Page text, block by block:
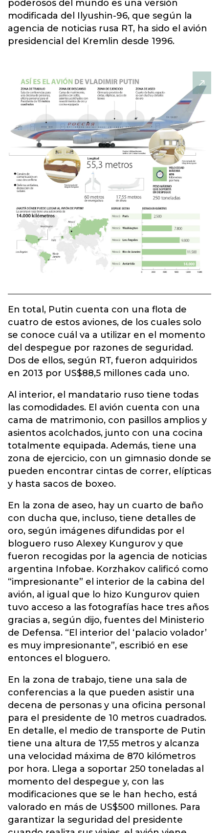
poderosos del mundo es una versión
modificada del Ilyushin-96, que según la
agencia de noticias rusa RT, ha sido el avión
presidencial del Kremlin desde 1996.
En total, Putin cuenta con una flota de
cuatro de estos aviones, de los cuales solo
se conoce cuál va a utilizar en el momento
del despegue por razones de seguridad.
Dos de ellos, según RT, fueron adquiridos
en 2013 por US$88,5 millones cada uno.
Al interior, el mandatario ruso tiene todas
las comodidades. El avión cuenta con una
cama de matrimonio, con pasillos amplios y
asientos acolchados, junto con una cocina
totalmente equipada. Además, tiene una
zona de ejercicio, con un gimnasio donde se
pueden encontrar cintas de correr, elípticas
y hasta sacos de boxeo.
En la zona de aseo, hay un cuarto de baño
con ducha que, incluso, tiene detalles de
oro, según imágenes difundidas por el
bloguero ruso Alexey Kungurov y que
fueron recogidas por la agencia de noticias
argentina Infobae. Korzhakov calificó como
“impresionante” el interior de la cabina del
avión, al igual que lo hizo Kungurov quien
tuvo acceso a las fotografías hace tres años
gracias a, según dijo, fuentes del Ministerio
de Defensa. “El interior del ‘palacio volador’
es muy impresionante”, escribió en ese
entonces el bloguero.
En la zona de trabajo, tiene una sala de
conferencias a la que pueden asistir una
decena de personas y una oficina personal
para el presidente de 10 metros cuadrados.
En detalle, el medio de transporte de Putin
tiene una altura de 17,55 metros y alcanza
una velocidad máxima de 870 kilómetros
por hora. Llega a soportar 250 toneladas al
momento del despegue y, con las
modificaciones que se le han hecho, está
valorado en más de US$500 millones. Para
garantizar la seguridad del presidente